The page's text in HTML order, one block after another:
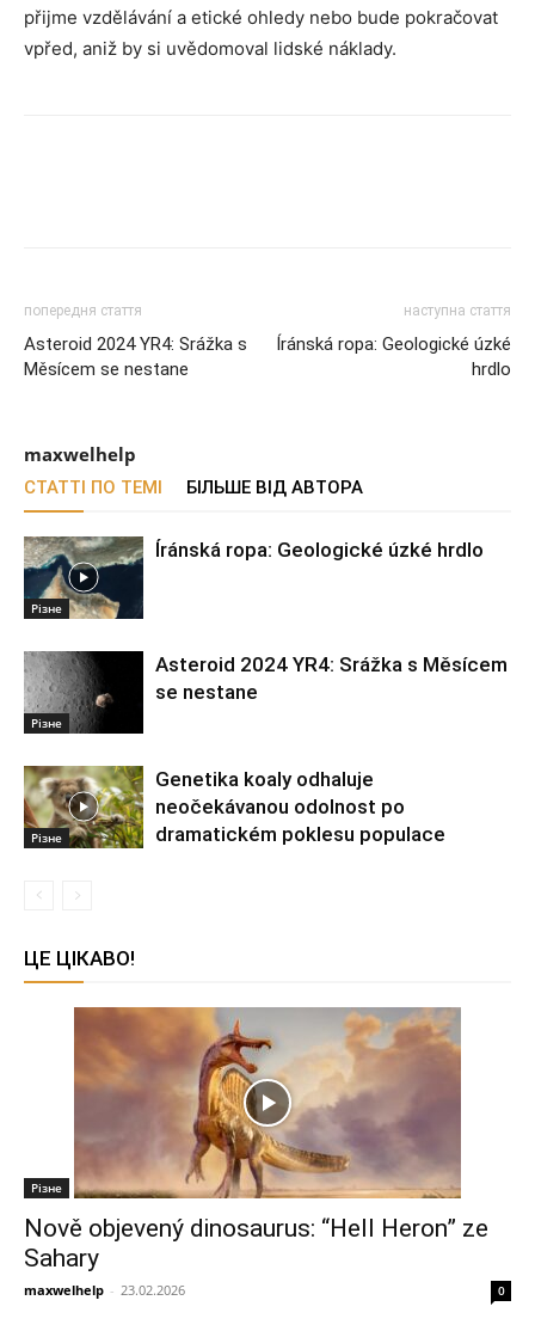
přijme vzdělávání a etické ohledy nebo bude pokračovat
vpřed, aniž by si uvědomoval lidské náklady.
попередня стаття
Asteroid 2024 YR4: Srážka s
Měsícem se nestane
наступна стаття
Íránská ropa: Geologické úzké
hrdlo
maxwelhelp
СТАТТІ ПО ТЕМІ БІЛЬШЕ ВІД АВТОРА
Різне
Íránská ropa: Geologické úzké hrdlo
Різне
Asteroid 2024 YR4: Srážka s Měsícem
se nestane
Різне
Genetika koaly odhaluje
neočekávanou odolnost po
dramatickém poklesu populace
ЦЕ ЦІКАВО!
Різне
Nově objevený dinosaurus: “Hell Heron” ze
Sahary
maxwelhelp - 23.02.2026 0